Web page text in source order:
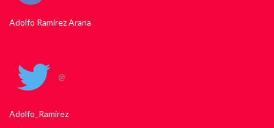
Adolfo Ramirez Arana
@
Adolfo_Ramirez